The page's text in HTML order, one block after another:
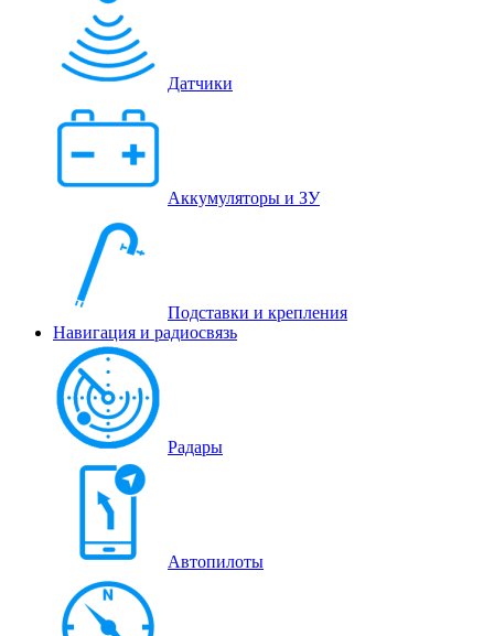
Датчики
Аккумуляторы и ЗУ
Подставки и крепления
Навигация и радиосвязь
Радары
Автопилоты